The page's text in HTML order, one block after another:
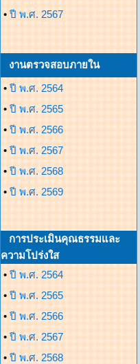
• ปี พ.ศ. 2567
งานตรวจสอบภายใน
• ปี พ.ศ. 2564
• ปี พ.ศ. 2565
• ปี พ.ศ. 2566
• ปี พ.ศ. 2567
• ปี พ.ศ. 2568
• ปี พ.ศ. 2569
การประเมินคุณธรรมและ
ความโปร่งใส
• ปี พ.ศ. 2564
• ปี พ.ศ. 2565
• ปี พ.ศ. 2566
• ปี พ.ศ. 2567
• ปี พ.ศ. 2568